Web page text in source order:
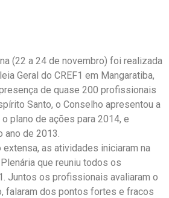
(22 a 24 de novembro) foi realizada
Geral do CREF1 em Mangaratiba,
de quase 200 profissionais
Santo, o Conselho apresentou a
plano de ações para 2014, e
ano de 2013.
extensa, as atividades iniciaram na
que reuniu todos os
Juntos os profissionais avaliaram o
falaram dos pontos fortes e fracos